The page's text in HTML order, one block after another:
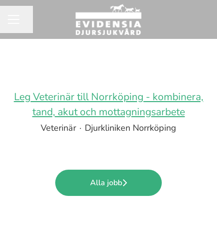
Leg Veterinär till Norrköping - kombinera,
tand, akut och mottagningsarbete
Veterinär · Djurkliniken Norrköping
Alla jobb